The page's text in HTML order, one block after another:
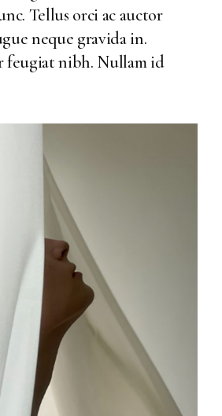
Tellus orci ac auctor
neque gravida in.
feugiat nibh. Nullam id